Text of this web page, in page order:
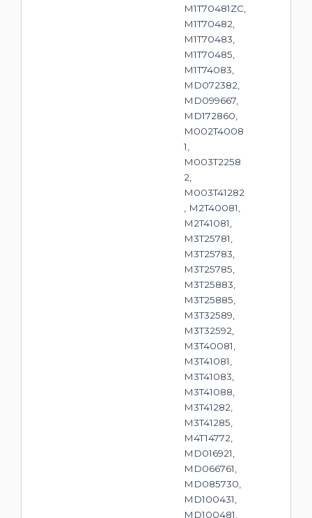
M1T70481ZC,
M1T70482,
M1T70483,
M1T70485,
M1T74083,
MD072382,
MD099667,
MD172860,
M002T4008
1,
M003T2258
2,
M003T41282
, M2T40081,
M2T41081,
M3T25781,
M3T25783,
M3T25785,
M3T25883,
M3T25885,
M3T32589,
M3T32592,
M3T40081,
M3T41081,
M3T41083,
M3T41088,
M3T41282,
M3T41285,
M4T14772,
MD016921,
MD066761,
MD085730,
MD100431,
MD100481,